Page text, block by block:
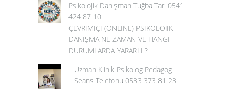
Psikolojik Danışman Tuğba Tari 0541
424 87 10
ÇEVRİMİÇİ (ONLİNE) PSİKOLOJİK
DANIŞMA NE ZAMAN VE HANGİ
DURUMLARDA YARARLI ?
Uzman Klinik Psikolog Pedagog
Seans Telefonu 0533 373 81 23